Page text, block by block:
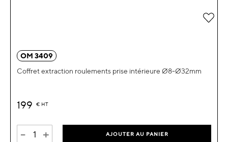
OM 3409
Coffret extraction roulements prise intérieure Ø8-Ø32mm
199 € HT
- + AJOUTER AU PANIER